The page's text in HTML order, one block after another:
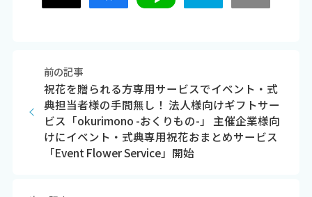
前の記事
祝花を贈られる方専用サービスでイベント・式
典担当者様の手間無し！ 法人様向けギフトサー
ビス「okurimono -おくりもの-」 主催企業様向
けにイベント・式典専用祝花おまとめサービス
「Event Flower Service」開始